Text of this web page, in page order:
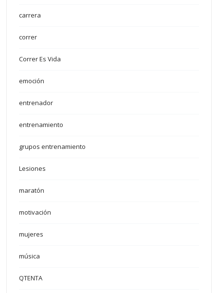
carrera
correr
Correr Es Vida
emoción
entrenador
entrenamiento
grupos entrenamiento
Lesiones
maratón
motivación
mujeres
música
QTENTA